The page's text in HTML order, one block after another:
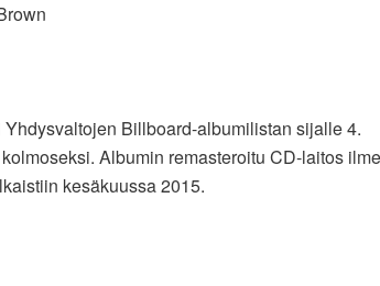
Billboard-albumilistan sijalle 4.
Albumin remasteroitu CD-laitos
kesäkuussa 2015.